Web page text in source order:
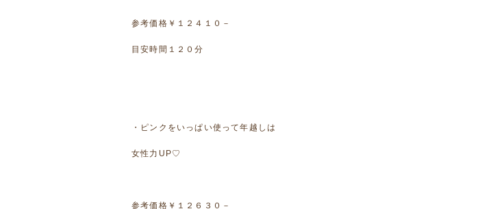
参考価格￥１２４１０－
目安時間１２０分
・ピンクをいっぱい使って年越しは
女性力UP♡
参考価格￥１２６３０－